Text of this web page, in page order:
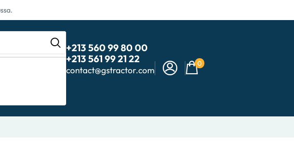
+213 560 99 80 00
+213 561 99 21 22
contact@gstractor.com
0